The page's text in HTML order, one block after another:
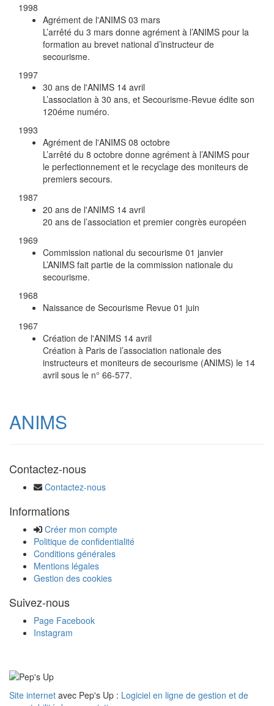
1998
Agrément de l'ANIMS 03 mars
L’arrêté du 3 mars donne agrément à l’ANIMS pour la
formation au brevet national d’instructeur de
secourisme.
1997
30 ans de l'ANIMS 14 avril
L’association à 30 ans, et Secourisme-Revue édite son
120éme numéro.
1993
Agrément de l'ANIMS 08 octobre
L’arrêté du 8 octobre donne agrément à l’ANIMS pour
le perfectionnement et le recyclage des moniteurs de
premiers secours.
1987
20 ans de l'ANIMS 14 avril
20 ans de l’association et premier congrès européen
1969
Commission national du secourisme 01 janvier
L’ANIMS fait partie de la commission nationale du
secourisme.
1968
Naissance de Secourisme Revue 01 juin
1967
Création de l'ANIMS 14 avril
Création à Paris de l’association nationale des
instructeurs et moniteurs de secourisme (ANIMS) le 14
avril sous le n° 66-577.
ANIMS
Contactez-nous
Contactez-nous
Informations
Créer mon compte
Politique de confidentialité
Conditions générales
Mentions légales
Gestion des cookies
Suivez-nous
Page Facebook
Instagram
Site internet avec Pep's Up : Logiciel en ligne de gestion et de